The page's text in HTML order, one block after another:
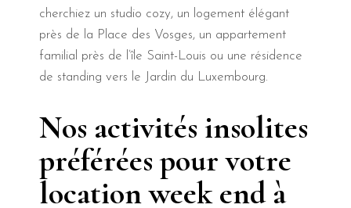
cherchiez un studio cozy, un logement élégant
près de la Place des Vosges, un appartement
familial près de l’île Saint-Louis ou une résidence
de standing vers le Jardin du Luxembourg.
Nos activités insolites
préférées pour votre
location week end à